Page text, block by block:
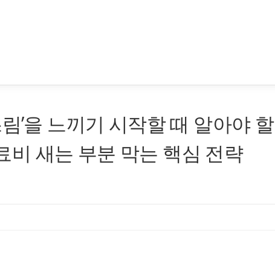
’을 느끼기 시작할 때 알아야 할
비 새는 부분 막는 핵심 전략